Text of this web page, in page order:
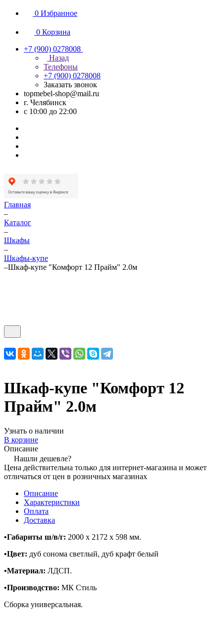
0 Избранное
0 Корзина
+7 (900) 0278008
Назад
Телефоны
+7 (900) 0278008
Заказать звонок
topmebel-shop@mail.ru
г. Челябинск
с 10:00 до 22:00
Главная
–
Каталог
–
Шкафы
–
Шкафы-купе
–Шкаф-купе "Комфорт 12 Прайм" 2.0м
Шкаф-купе "Комфорт 12
Прайм" 2.0м
Узнать о наличии
В корзине
Описание
Нашли дешевле?
Цена действительна только для интернет-магазина и может
отличаться от цен в розничных магазинах
Описание
Характеристики
Оплата
Доставка
•Габариты ш/в/г: 2000 х 2172 х 598 мм.
•Цвет: дуб сонома светлый, дуб крафт белый
•Материал: ЛДСП.
•Производство: МК Стиль
Сборка универсальная.